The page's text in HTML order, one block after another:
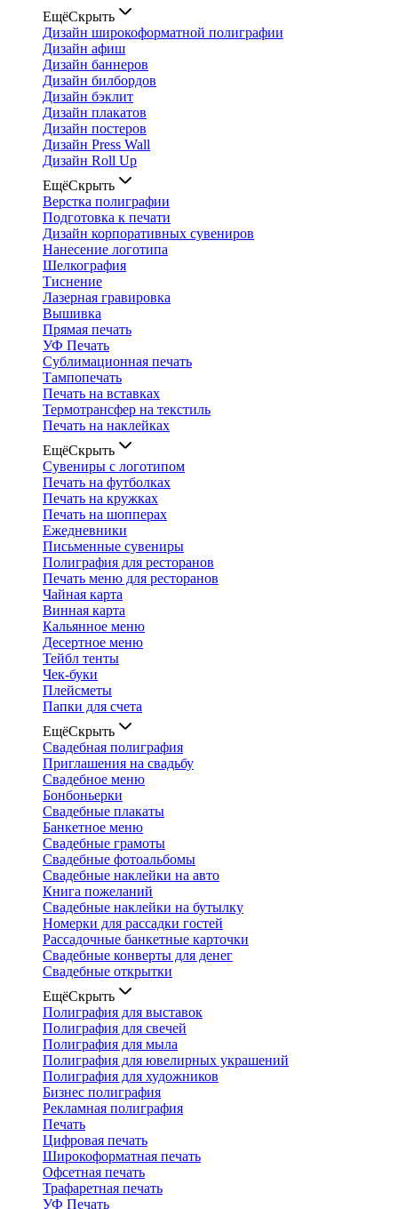
ЕщёСкрыть
Дизайн широкоформатной полиграфии
Дизайн афиш
Дизайн баннеров
Дизайн билбордов
Дизайн бэклит
Дизайн плакатов
Дизайн постеров
Дизайн Press Wall
Дизайн Roll Up
ЕщёСкрыть
Верстка полиграфии
Подготовка к печати
Дизайн корпоративных сувениров
Нанесение логотипа
Шелкография
Тиснение
Лазерная гравировка
Вышивка
Прямая печать
УФ Печать
Сублимационная печать
Тампопечать
Печать на вставках
Термотрансфер на текстиль
Печать на наклейках
ЕщёСкрыть
Сувениры с логотипом
Печать на футболках
Печать на кружках
Печать на шопперах
Ежедневники
Письменные сувениры
Полиграфия для ресторанов
Печать меню для ресторанов
Чайная карта
Винная карта
Кальянное меню
Десертное меню
Тейбл тенты
Чек-буки
Плейсметы
Папки для счета
ЕщёСкрыть
Свадебная полиграфия
Приглашения на свадьбу
Свадебное меню
Бонбоньерки
Свадебные плакаты
Банкетное меню
Свадебные грамоты
Свадебные фотоальбомы
Свадебные наклейки на авто
Книга пожеланий
Свадебные наклейки на бутылку
Номерки для рассадки гостей
Рассадочные банкетные карточки
Свадебные конверты для денег
Свадебные открытки
ЕщёСкрыть
Полиграфия для выставок
Полиграфия для свечей
Полиграфия для мыла
Полиграфия для ювелирных украшений
Полиграфия для художников
Бизнес полиграфия
Рекламная полиграфия
Печать
Цифровая печать
Широкоформатная печать
Офсетная печать
Трафаретная печать
УФ Печать